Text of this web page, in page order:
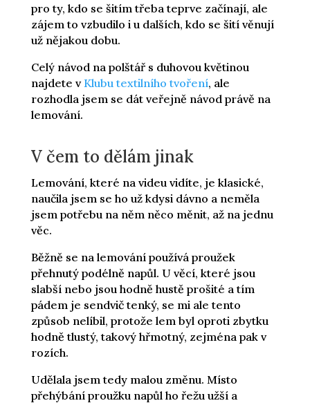
pro ty, kdo se šitím třeba teprve začínají, ale
zájem to vzbudilo i u dalších, kdo se šití věnují
už nějakou dobu.
Celý návod na polštář s duhovou květinou
najdete v Klubu textilního tvoření, ale
rozhodla jsem se dát veřejně návod právě na
lemování.
V čem to dělám jinak
Lemování, které na videu vidíte, je klasické,
naučila jsem se ho už kdysi dávno a neměla
jsem potřebu na něm něco měnit, až na jednu
věc.
Běžně se na lemování používá proužek
přehnutý podélně napůl. U věcí, které jsou
slabší nebo jsou hodně hustě prošité a tím
pádem je sendvič tenký, se mi ale tento
způsob nelíbil, protože lem byl oproti zbytku
hodně tlustý, takový hřmotný, zejména pak v
rozích.
Udělala jsem tedy malou změnu. Místo
přehýbání proužku napůl ho řežu užší a